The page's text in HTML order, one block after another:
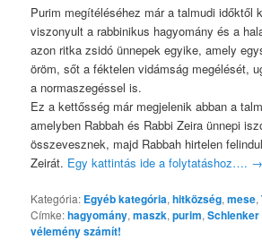
Purim megítéléséhez már a talmudi időktől
viszonyult a rabbinikus hagyomány és a
azon ritka zsidó ünnepek egyike, amely
öröm, sőt a féktelen vidámság megélését,
a normaszegéssel is.
Ez a kettősség már megjelenik abban a
amelyben Rabbah és Rabbi Zeira ünnepi
összevesznek, majd Rabbah hirtelen
Zeirát. Egy kattintás ide a folytatáshoz…. →
Kategória: Egyéb kategória,hitközség,mese,
Címke:hagyomány,maszk,purim,Schlenker
vélemény számít!